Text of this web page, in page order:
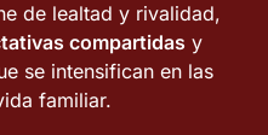
de lealtad y rivalidad,
compartidas y
se intensifican en las
familiar.